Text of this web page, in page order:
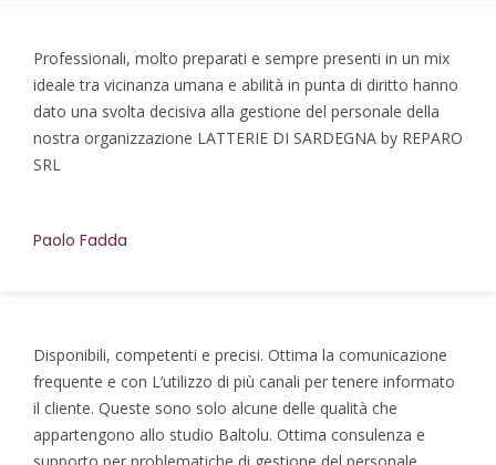
Professionali, molto preparati e sempre presenti in un mix
ideale tra vicinanza umana e abilità in punta di diritto hanno
dato una svolta decisiva alla gestione del personale della
nostra organizzazione LATTERIE DI SARDEGNA by REPARO
SRL
Paolo Fadda
Disponibili, competenti e precisi. Ottima la comunicazione
frequente e con L’utilizzo di più canali per tenere informato
il cliente. Queste sono solo alcune delle qualità che
appartengono allo studio Baltolu. Ottima consulenza e